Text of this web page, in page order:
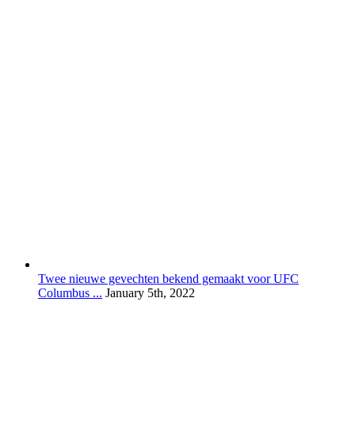
Twee nieuwe gevechten bekend gemaakt voor UFC
Columbus ... January 5th, 2022